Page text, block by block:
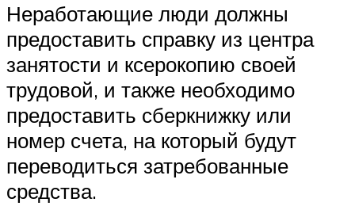
Неработающие люди должны
предоставить справку из центра
занятости и ксерокопию своей
трудовой, и также необходимо
предоставить сберкнижку или
номер счета, на который будут
переводиться затребованные
средства.